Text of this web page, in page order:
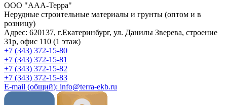
ООО "ААА-Терра"
Нерудные строительные материалы и грунты (оптом и в
розницу)
Адрес: 620137, г.Екатеринбург, ул. Данилы Зверева, строение
31р, офис 110 (1 этаж)
+7 (343) 372-15-80
+7 (343) 372-15-81
+7 (343) 372-15-82
+7 (343) 372-15-83
E-mail (общий): info@terra-ekb.ru